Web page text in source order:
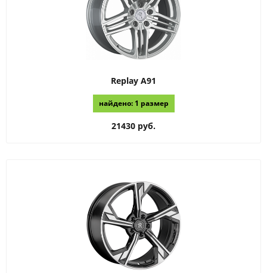
Replay A91
найдено: 1 размер
21430 руб.